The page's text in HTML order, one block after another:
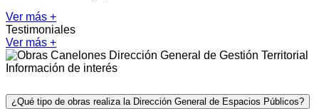
Ver más +
Testimoniales
Ver más +
Dirección General de Gestión Territorial
Información de interés
¿Qué tipo de obras realiza la Dirección General de Espacios Públicos?